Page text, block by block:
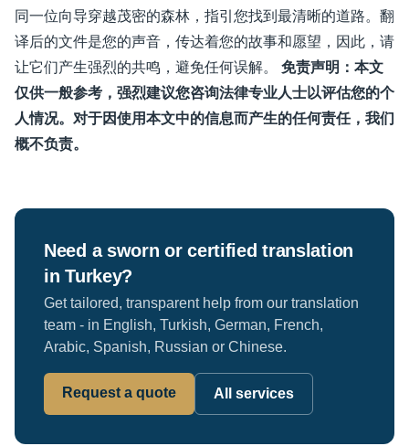
同一位向导穿越茂密的森林，指引您找到最清晰的道路。翻
译后的文件是您的声音，传达着您的故事和愿望，因此，请
让它们产生强烈的共鸣，避免任何误解。 免责声明：本文
仅供一般参考，强烈建议您咨询法律专业人士以评估您的个
人情况。对于因使用本文中的信息而产生的任何责任，我们
概不负责。
Need a sworn or certified translation
in Turkey?
Get tailored, transparent help from our translation
team - in English, Turkish, German, French,
Arabic, Spanish, Russian or Chinese.
Request a quote All services